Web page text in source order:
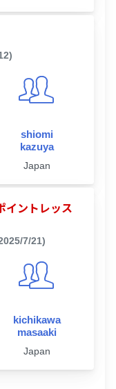
shiomi
kazuya
Japan
イントレッス
7/21)
kichikawa
masaaki
Japan